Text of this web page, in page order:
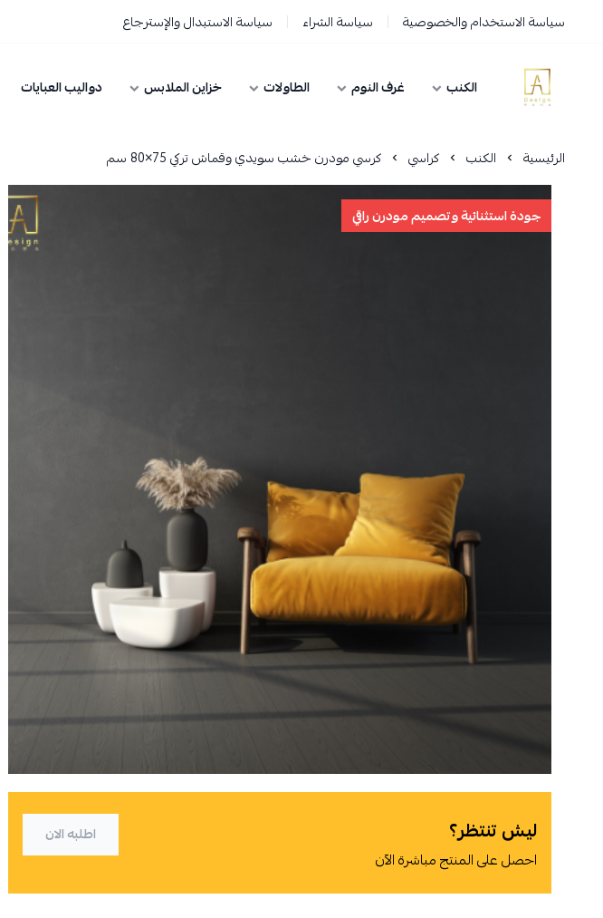
سياسة الاستخدام والخصوصية سياسة الشراء سياسة الاستبدال والإسترجاع
AD HOME الكنب غرف النوم الطاولات خزاين الملابس دواليب العبايات
الرئيسية الكنب كراسي كرسي مودرن خشب سويدي وقماش تركي 75×80 سم
جودة استثنائية وتصميم مودرن راقي
ليش تنتظر؟
احصل على المنتج مباشرة الآن
اطلبه الان